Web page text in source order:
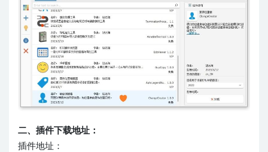
二、 插件下载地址：
插件地址：